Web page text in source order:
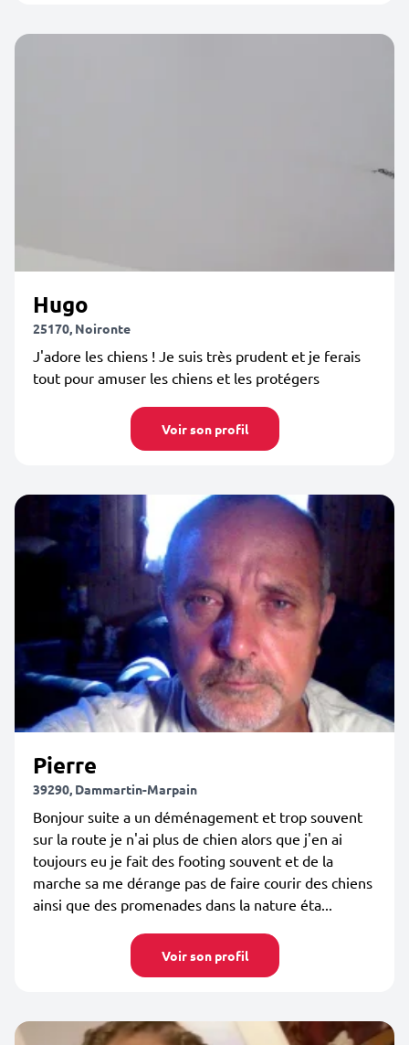
Hugo
25170, Noironte
J'adore les chiens ! Je suis très prudent et je ferais
tout pour amuser les chiens et les protégers
Voir son profil
Pierre
39290, Dammartin-Marpain
Bonjour suite a un déménagement et trop souvent
sur la route je n'ai plus de chien alors que j'en ai
toujours eu je fait des footing souvent et de la
marche sa me dérange pas de faire courir des chiens
ainsi que des promenades dans la nature éta...
Voir son profil